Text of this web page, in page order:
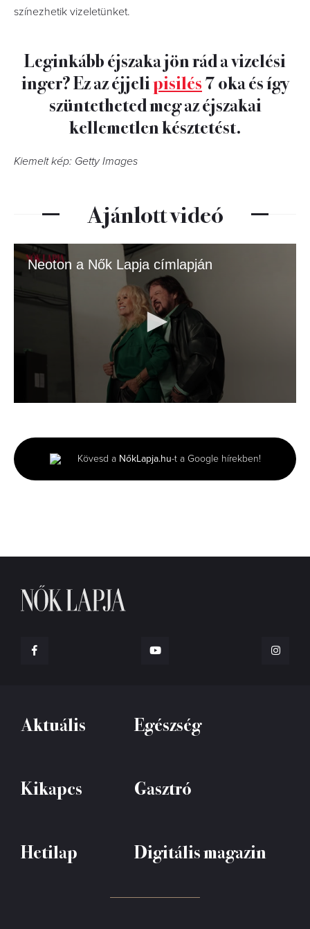
színezhetik vizeletünket.
Leginkább éjszaka jön rád a vizelési
inger? Ez az éjjelipisilés7 oka és így
szüntetheted meg az éjszakai
kellemetlen késztetést.
Kiemelt kép: Getty Images
Ajánlott videó
Neoton a Nők Lapja címlapján
minutes,
2
seconds
Kövesd a NőkLapja.hu-t a Google hírekben!
Aktuális Egészség
Kikapcs Gasztró
Hetilap Digitális magazin